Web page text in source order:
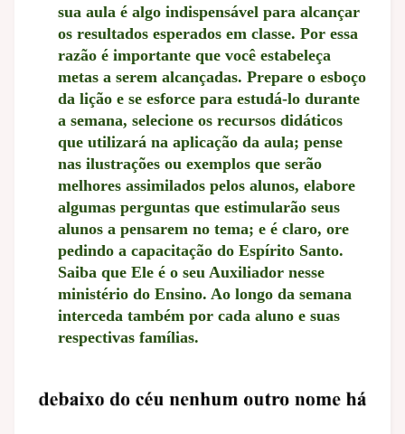
sua aula é algo indispensável para alcançar
os resultados esperados em classe. Por essa
razão é importante que você estabeleça
metas a serem alcançadas. Prepare o esboço
da lição e se esforce para estudá-lo durante
a semana, selecione os recursos didáticos
que utilizará na aplicação da aula; pense
nas ilustrações ou exemplos que serão
melhores assimilados pelos alunos, elabore
algumas perguntas que estimularão seus
alunos a pensarem no tema; e é claro, ore
pedindo a capacitação do Espírito Santo.
Saiba que Ele é o seu Auxiliador nesse
ministério do Ensino. Ao longo da semana
interceda também por cada aluno e suas
respectivas famílias.